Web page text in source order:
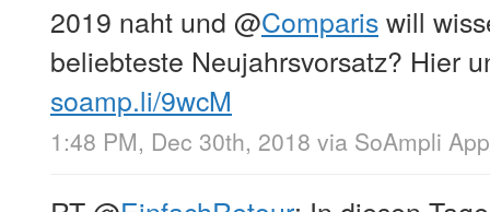
2019 naht und @Compariswill
beliebteste Neujahrsvorsatz? Hier
soamp.li/9wcM
1:48 PM, Dec 30th, 2018 via SoAmpli App